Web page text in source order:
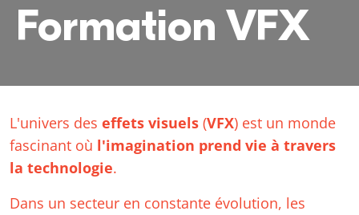
Formation VFX
L'univers des effets visuels (VFX) est un monde
fascinant où l'imagination prend vie à travers
la technologie.
Dans un secteur en constante évolution, les